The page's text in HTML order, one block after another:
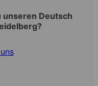
unseren Deutsch